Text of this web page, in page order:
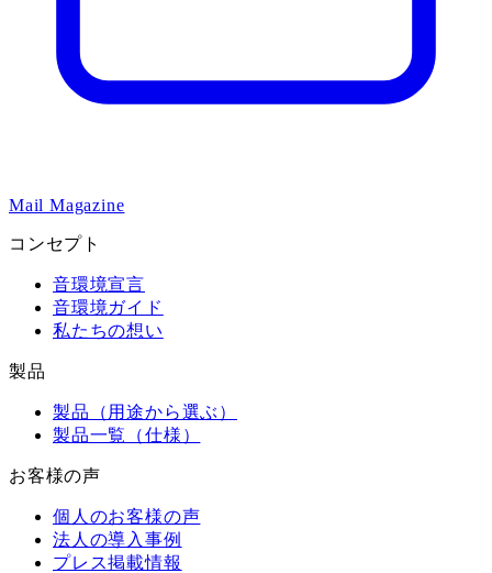
Mail Magazine
コンセプト
音環境宣言
音環境ガイド
私たちの想い
製品
製品（用途から選ぶ）
製品一覧（仕様）
お客様の声
個人のお客様の声
法人の導入事例
プレス掲載情報